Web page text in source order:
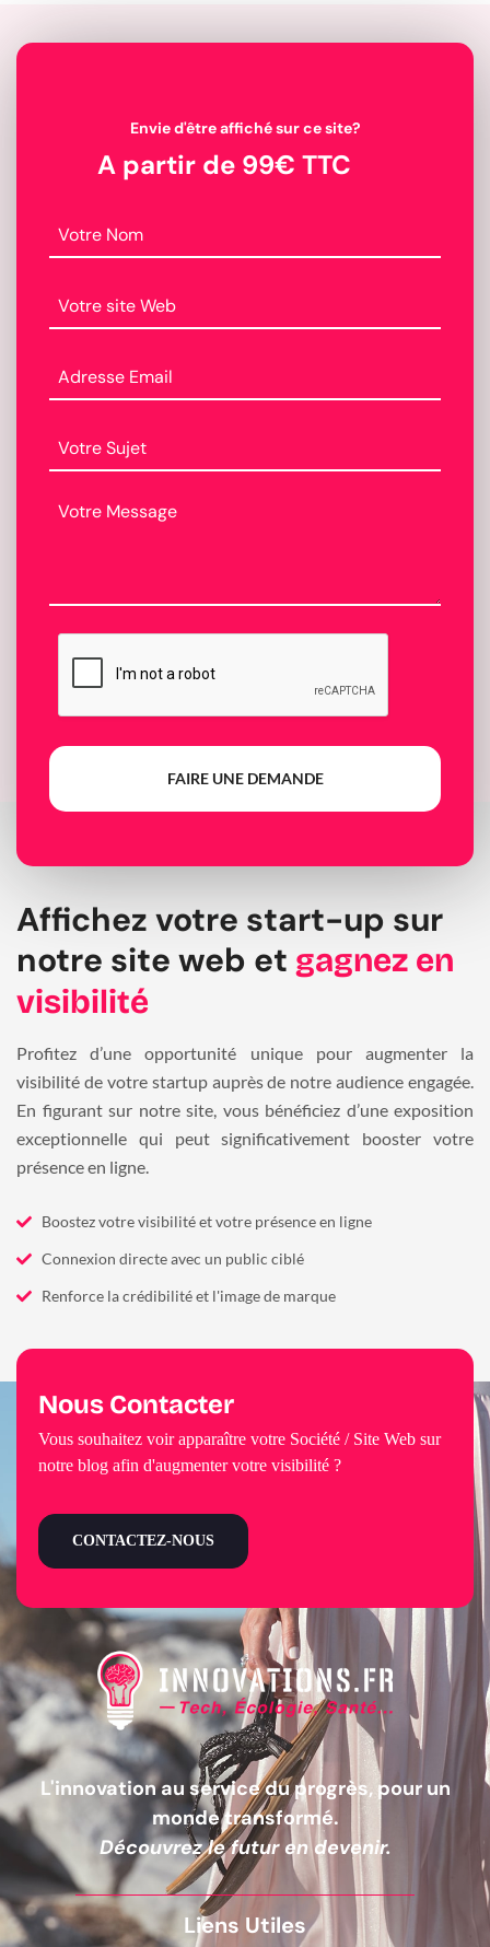
Envie d'être affiché sur ce site?
A partir de 99€ TTC
FAIRE UNE DEMANDE
Affichez votre start-up sur
notre site web et gagnez en
visibilité
Profitez d’une opportunité unique pour augmenter la
visibilité de votre startup auprès de notre audience engagée.
En figurant sur notre site, vous bénéficiez d’une exposition
exceptionnelle qui peut significativement booster votre
présence en ligne.
Boostez votre visibilité et votre présence en ligne
Connexion directe avec un public ciblé
Renforce la crédibilité et l'image de marque
L'innovation au service du progrès, pour un
monde transformé.
Découvrez le futur en devenir.
Liens Utiles
Nous Contacter
Vous souhaitez voir apparaître votre Société / Site Web sur
notre blog afin d'augmenter votre visibilité ?
CONTACTEZ-NOUS